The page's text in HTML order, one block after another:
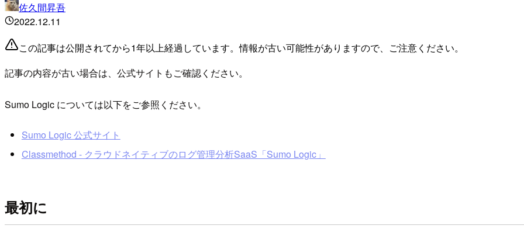
佐久間昇吾
2022.12.11
この記事は公開されてから1年以上経過しています。情報が古い可能性がありますので、ご注意ください。
記事の内容が古い場合は、公式サイトもご確認ください。
Sumo Logic については以下をご参照ください。
Sumo Logic 公式サイト
Classmethod - クラウドネイティブのログ管理分析SaaS「Sumo Logic」
最初に